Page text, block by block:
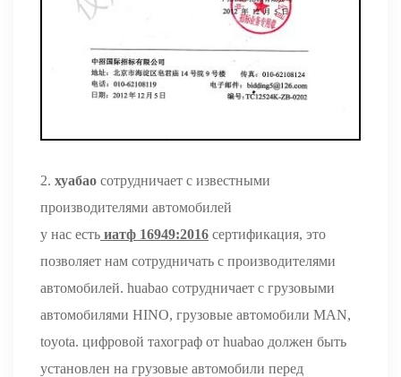
2. хуабао сотрудничает с известными
производителями автомобилей
у нас есть иатф 16949:2016 сертификация, это
позволяет нам сотрудничать с производителями
автомобилей. huabao сотрудничает с грузовыми
автомобилями HINO, грузовые автомобили MAN,
toyota. цифровой тахограф от huabao должен быть
установлен на грузовые автомобили перед